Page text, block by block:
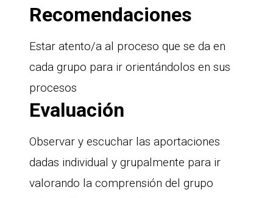
Recomendaciones
Estar atento/a al proceso que se da en
cada grupo para ir orientándolos en sus
procesos
Evaluación
Observar y escuchar las aportaciones
dadas individual y grupalmente para ir
valorando la comprensión del grupo